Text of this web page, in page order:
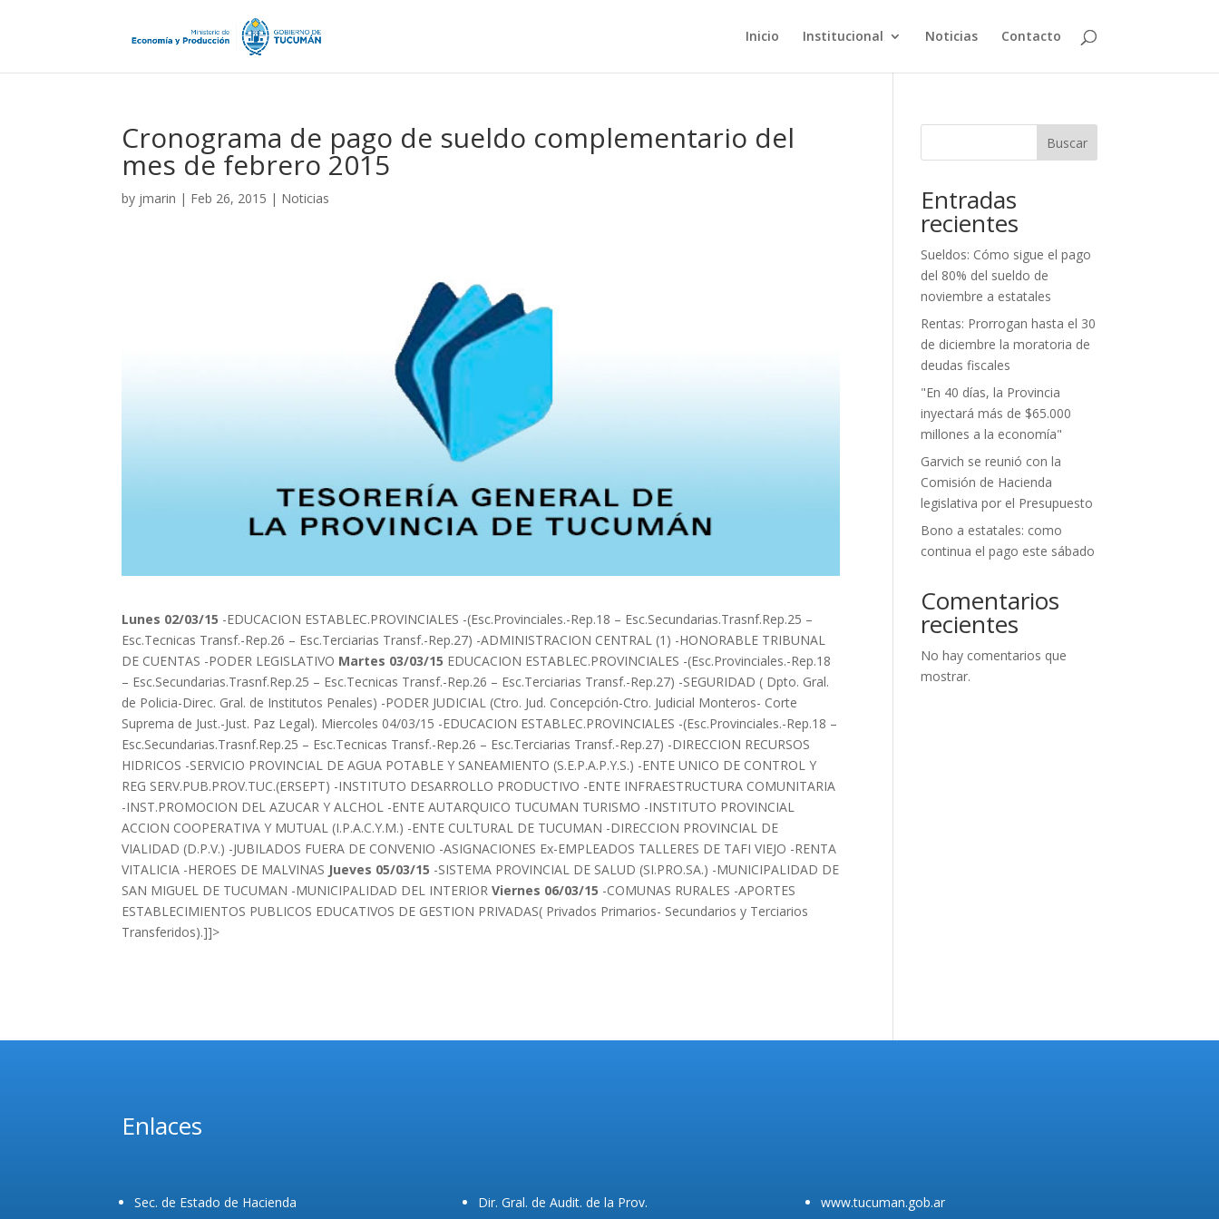
Inicio Institucional Noticias Contacto
Cronograma de pago de sueldo complementario del
mes de febrero 2015
by jmarin | Feb 26, 2015 | Noticias
Lunes 02/03/15 -EDUCACION ESTABLEC.PROVINCIALES -(Esc.Provinciales.-Rep.18 – Esc.Secundarias.Trasnf.Rep.25 –
Esc.Tecnicas Transf.-Rep.26 – Esc.Terciarias Transf.-Rep.27) -ADMINISTRACION CENTRAL (1) -HONORABLE TRIBUNAL
DE CUENTAS -PODER LEGISLATIVO Martes 03/03/15 EDUCACION ESTABLEC.PROVINCIALES -(Esc.Provinciales.-Rep.18
– Esc.Secundarias.Trasnf.Rep.25 – Esc.Tecnicas Transf.-Rep.26 – Esc.Terciarias Transf.-Rep.27) -SEGURIDAD ( Dpto. Gral.
de Policia-Direc. Gral. de Institutos Penales) -PODER JUDICIAL (Ctro. Jud. Concepción-Ctro. Judicial Monteros- Corte
Suprema de Just.-Just. Paz Legal). Miercoles 04/03/15 -EDUCACION ESTABLEC.PROVINCIALES -(Esc.Provinciales.-Rep.18 –
Esc.Secundarias.Trasnf.Rep.25 – Esc.Tecnicas Transf.-Rep.26 – Esc.Terciarias Transf.-Rep.27) -DIRECCION RECURSOS
HIDRICOS -SERVICIO PROVINCIAL DE AGUA POTABLE Y SANEAMIENTO (S.E.P.A.P.Y.S.) -ENTE UNICO DE CONTROL Y
REG SERV.PUB.PROV.TUC.(ERSEPT) -INSTITUTO DESARROLLO PRODUCTIVO -ENTE INFRAESTRUCTURA COMUNITARIA
-INST.PROMOCION DEL AZUCAR Y ALCHOL -ENTE AUTARQUICO TUCUMAN TURISMO -INSTITUTO PROVINCIAL
ACCION COOPERATIVA Y MUTUAL (I.P.A.C.Y.M.) -ENTE CULTURAL DE TUCUMAN -DIRECCION PROVINCIAL DE
VIALIDAD (D.P.V.) -JUBILADOS FUERA DE CONVENIO -ASIGNACIONES Ex-EMPLEADOS TALLERES DE TAFI VIEJO -RENTA
VITALICIA -HEROES DE MALVINAS Jueves 05/03/15 -SISTEMA PROVINCIAL DE SALUD (SI.PRO.SA.) -MUNICIPALIDAD DE
SAN MIGUEL DE TUCUMAN -MUNICIPALIDAD DEL INTERIORViernes 06/03/15 -COMUNAS RURALES -APORTES
ESTABLECIMIENTOS PUBLICOS EDUCATIVOS DE GESTION PRIVADAS( Privados Primarios- Secundarios y Terciarios
Transferidos).]]>
Buscar
Entradas
recientes
Sueldos: Cómo sigue el pago
del 80% del sueldo de
noviembre a estatales
Rentas: Prorrogan hasta el 30
de diciembre la moratoria de
deudas fiscales
"En 40 días, la Provincia
inyectará más de $65.000
millones a la economía"
Garvich se reunió con la
Comisión de Hacienda
legislativa por el Presupuesto
Bono a estatales: como
continua el pago este sábado
Comentarios
recientes
No hay comentarios que
mostrar.
Enlaces
Sec. de Estado de Hacienda
Dir. Gral. de Audit. de la Prov.
www.tucuman.gob.ar